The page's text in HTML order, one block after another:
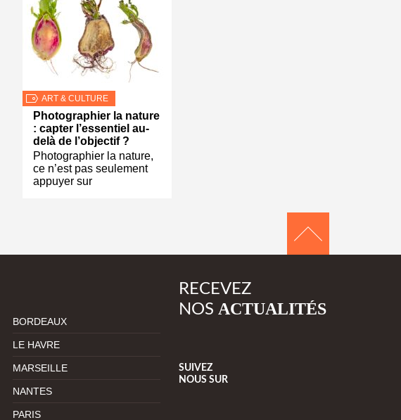
ART & CULTURE
Photographier la nature
: capter l’essentiel au-
delà de l’objectif ?
Photographier la nature,
ce n’est pas seulement
appuyer sur
BORDEAUX
LE HAVRE
MARSEILLE
NANTES
PARIS
RECEVEZ
NOS ACTUALITÉS
SUIVEZ
NOUS SUR